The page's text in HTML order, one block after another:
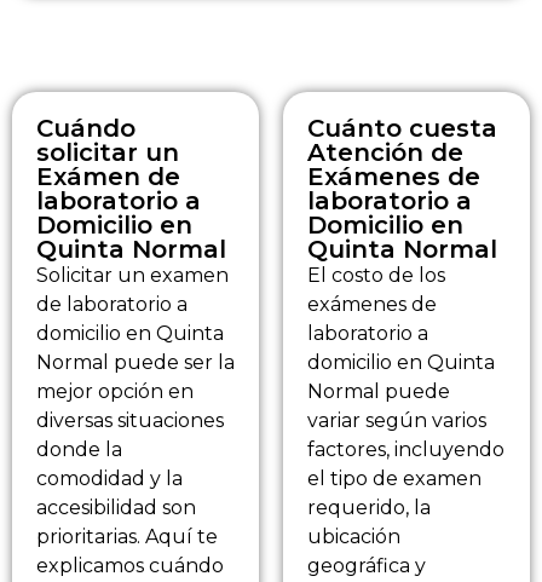
Cuándo
solicitar un
Exámen de
laboratorio a
Domicilio en
Quinta Normal
Solicitar un examen
de laboratorio a
domicilio en Quinta
Normal puede ser la
mejor opción en
diversas situaciones
donde la
comodidad y la
accesibilidad son
prioritarias. Aquí te
explicamos cuándo
Cuánto cuesta
Atención de
Exámenes de
laboratorio a
Domicilio en
Quinta Normal
El costo de los
exámenes de
laboratorio a
domicilio en Quinta
Normal puede
variar según varios
factores, incluyendo
el tipo de examen
requerido, la
ubicación
geográfica y